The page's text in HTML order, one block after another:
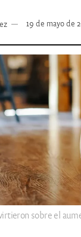
19 de mayo de
sobre el